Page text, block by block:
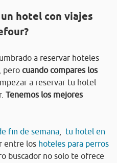
hotel con viajes
a reservar hoteles
pero cuando compares los
a reservar tu hotel
Tenemos los mejores
fin de semana
tu hotel en
entre los hoteles para perros
buscador no solo te ofrece